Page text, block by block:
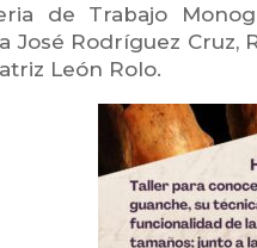
de Trabajo
José Rodríguez Cruz,
León Rolo.